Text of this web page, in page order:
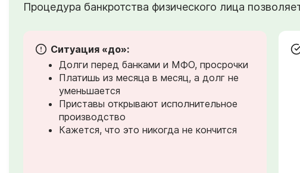
Процедура банкротства физического лица
Ситуация «до»:
Долги перед банками и МФО, просрочки
Платишь из месяца в месяц, а долг не
уменьшается
Приставы открывают исполнительное
производство
Кажется, что это никогда не кончится